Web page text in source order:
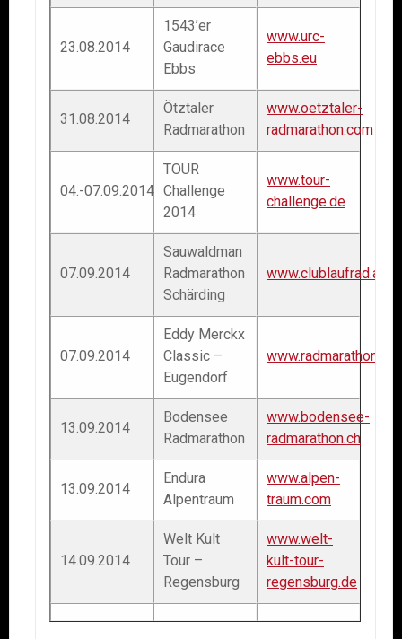
23.08.2014
1543’er
Gaudirace
Ebbs
www.urc-
ebbs.eu
31.08.2014
Ötztaler
Radmarathon
www.oetztaler-
radmarathon.com
04.-07.09.2014
TOUR
Challenge
2014
www.tour-
challenge.de
07.09.2014
Sauwaldman
Radmarathon
Schärding
www.clublaufrad.at
07.09.2014
Eddy Merckx
Classic –
Eugendorf
13.09.2014
Bodensee
Radmarathon
www.bodensee-
radmarathon.ch
13.09.2014
Endura
Alpentraum
www.alpen-
traum.com
14.09.2014
Welt Kult
Tour –
Regensburg
www.welt-
kult-tour-
regensburg.de